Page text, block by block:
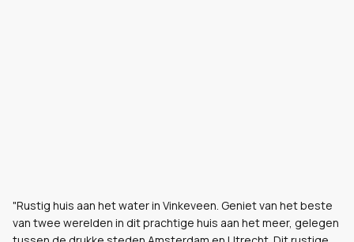
"Rustig huis aan het water in Vinkeveen. Geniet van het beste
van twee werelden in dit prachtige huis aan het meer, gelegen